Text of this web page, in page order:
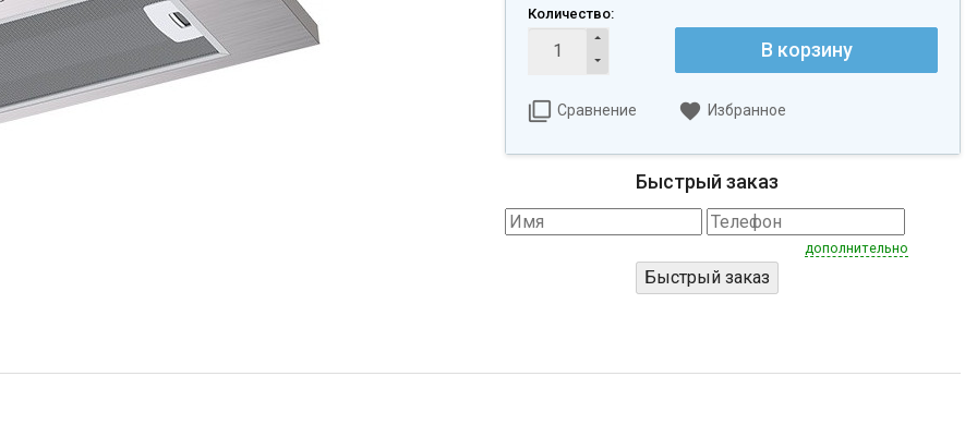
Количество:
В корзину
Сравнение Избранное
Быстрый заказ
дополнительно